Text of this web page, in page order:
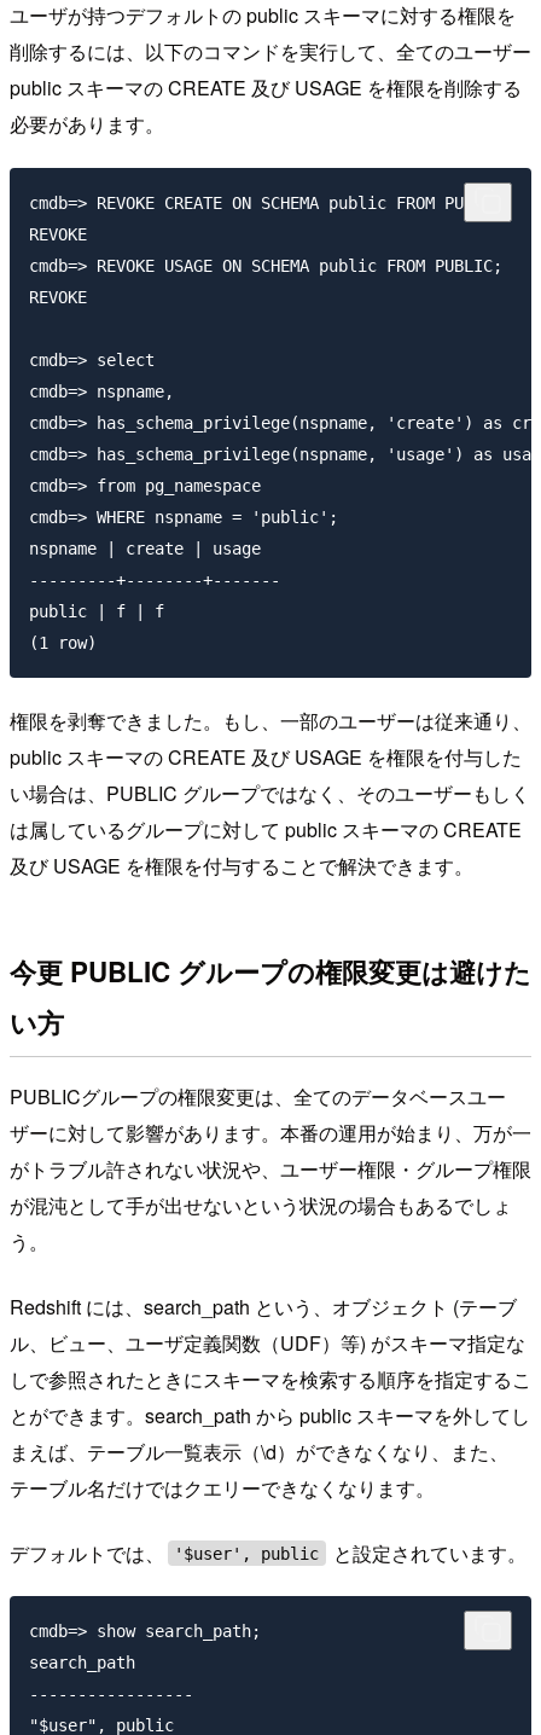
ユーザが持つデフォルトの public スキーマに対する権限を
削除するには、以下のコマンドを実行して、全てのユーザー
public スキーマの CREATE 及び USAGE を権限を削除する
必要があります。
cmdb=> REVOKE CREATE ON SCHEMA public FROM PUBLIC;
REVOKE
cmdb=> REVOKE USAGE ON SCHEMA public FROM PUBLIC;
REVOKE
cmdb=> select
cmdb=> nspname,
cmdb=> has_schema_privilege(nspname, 'create') as
cmdb=> has_schema_privilege(nspname, 'usage') as
cmdb=> from pg_namespace
cmdb=> WHERE nspname = 'public';
nspname | create | usage
---------+--------+-------
public | f | f
権限を剥奪できました。もし、一部のユーザーは従来通り、
public スキーマの CREATE 及び USAGE を権限を付与した
い場合は、PUBLIC グループではなく、そのユーザーもしく
は属しているグループに対して public スキーマの CREATE
及び USAGE を権限を付与することで解決できます。
今更 PUBLIC グループの権限変更は避けた
い方
PUBLICグループの権限変更は、全てのデータベースユー
ザーに対して影響があります。本番の運用が始まり、万が一
がトラブル許されない状況や、ユーザー権限・グループ権限
が混沌として手が出せないという状況の場合もあるでしょ
う。
Redshift には、search_path という、オブジェクト (テーブ
ル、ビュー、ユーザ定義関数（UDF）等) がスキーマ指定な
しで参照されたときにスキーマを検索する順序を指定するこ
とができます。search_path から public スキーマを外してし
まえば、テーブル一覧表示（\d）ができなくなり、また、
テーブル名だけではクエリーできなくなります。
デフォルトでは、 '$user', public と設定されています。
cmdb=> show search_path;
search_path
-----------------